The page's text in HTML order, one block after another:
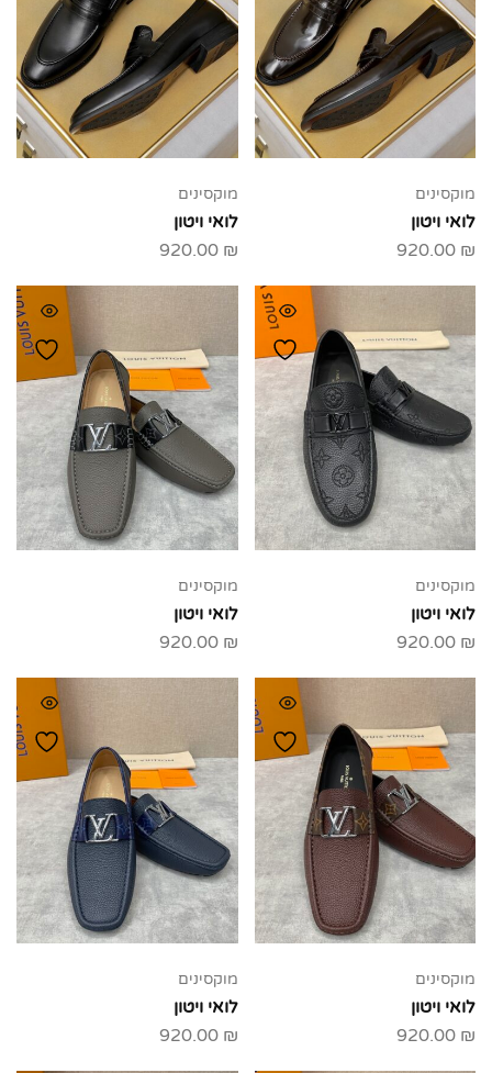
מוקסינים
לואי ויטון
920.00 ₪
מוקסינים
לואי ויטון
920.00 ₪
מוקסינים
לואי ויטון
920.00 ₪
מוקסינים
לואי ויטון
920.00 ₪
מוקסינים
לואי ויטון
920.00 ₪
מוקסינים
לואי ויטון
920.00 ₪